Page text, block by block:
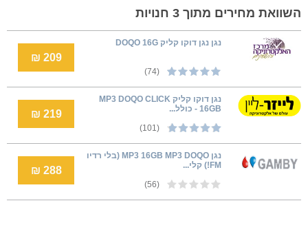
השוואת מחירים מתוך 3 חנויות
נגן נגן דוקו קליק DOQO 16G
(74)
209 ₪
נגן דוקו קליק MP3 DOQO CLICK
16GB - כולל...
(101)
219 ₪
נגן MP3 16GB MP3 DOQO (בלי רדיו
FM!) קלי...
(56)
288 ₪